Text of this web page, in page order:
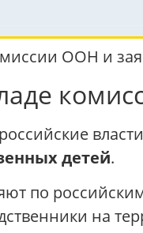
ООН и
власти
детей.
по
на